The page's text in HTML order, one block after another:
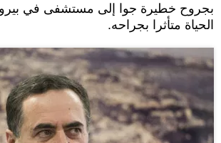
بجروح خطيرة جوا إلى مستشفى في
الحياة متأثرا بجراحه.